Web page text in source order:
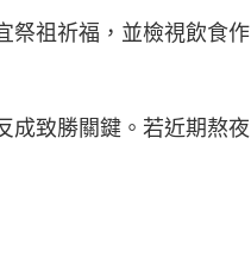
祭祖祈福，並檢視飲食作
成致勝關鍵。若近期熬夜